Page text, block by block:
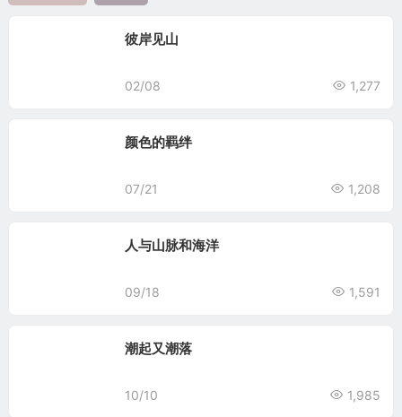
彼岸见山
02/08 1,277
颜色的羁绊
07/21 1,208
人与山脉和海洋
09/18 1,591
潮起又潮落
10/10 1,985